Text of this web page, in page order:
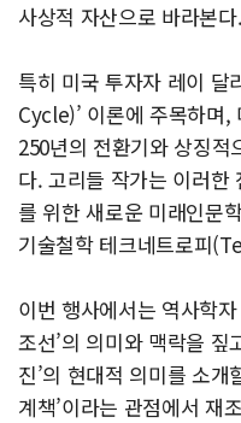
사상적 자산으로 바라본다.
특히 미국 투자자 레이
Cycle)’ 이론에 주목하며,
250년의 전환기와 상징
다. 고리들 작가는 이러한
를 위한 새로운 미래인문
기술철학 테크네트로피
이번 행사에서는 역사학
조선’의 의미와 맥락을 짚
진’의 현대적 의미를 소개
계책’이라는 관점에서 재